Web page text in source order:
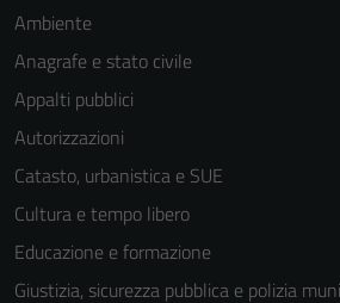
Ambiente
Anagrafe e stato civile
Appalti pubblici
Autorizzazioni
Catasto, urbanistica e SUE
Cultura e tempo libero
Educazione e formazione
Giustizia, sicurezza pubblica e polizia